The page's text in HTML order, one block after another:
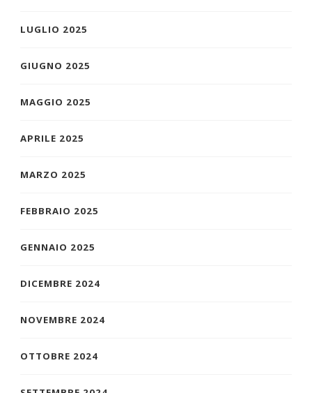
LUGLIO 2025
GIUGNO 2025
MAGGIO 2025
APRILE 2025
MARZO 2025
FEBBRAIO 2025
GENNAIO 2025
DICEMBRE 2024
NOVEMBRE 2024
OTTOBRE 2024